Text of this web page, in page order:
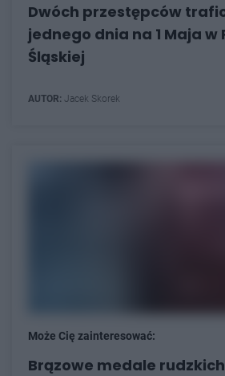
Dwóch przestępców
jednego dnia na 1 Maja w
Śląskiej
AUTOR: Jacek Skorek
Może Cię zainteresować:
Brązowe medale rudzkich